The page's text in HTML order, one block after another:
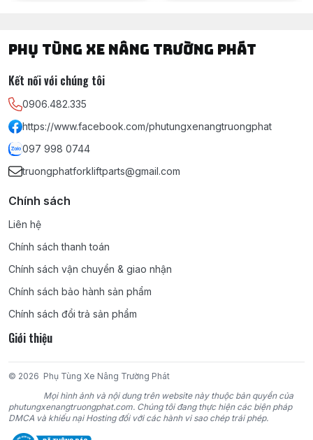
PHỤ TÙNG XE NÂNG TRƯỜNG PHÁT
Kết nối với chúng tôi
0906.482.335
https://www.facebook.com/phutungxenangtruongphat
097 998 0744
truongphatforkliftparts@gmail.com
Chính sách
Liên hệ
Chính sách thanh toán
Chính sách vận chuyển & giao nhận
Chính sách bảo hành sản phẩm
Chính sách đổi trả sản phẩm
Giới thiệu
© 2026 Phụ Tùng Xe Nâng Trường Phát
Mọi hình ảnh và nội dung trên website này thuộc bản quyền của
phutungxenangtruongphat.com. Chúng tôi đang thực hiện các biện pháp
DMCA và khiếu nại Hosting đối với các hành vi sao chép trái phép.